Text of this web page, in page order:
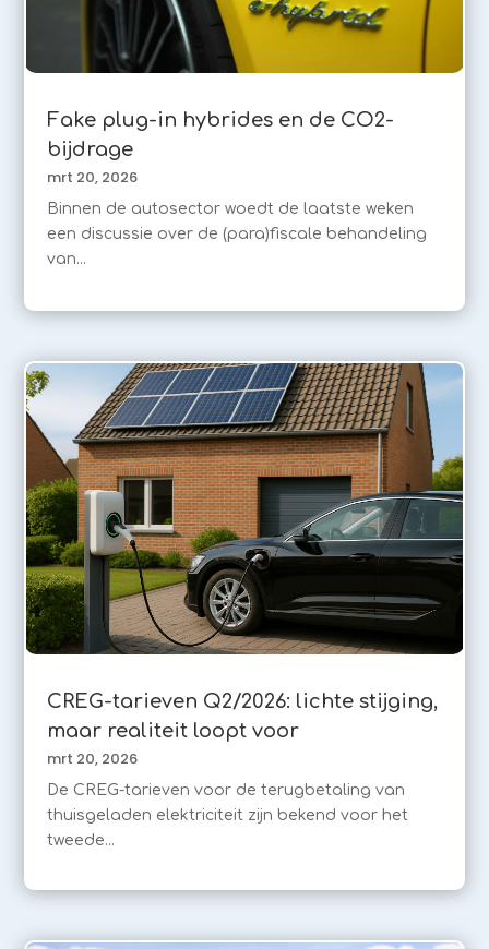
Fake plug-in hybrides en de CO2-
bijdrage
mrt 20, 2026
Binnen de autosector woedt de laatste weken
een discussie over de (para)fiscale behandeling
van...
CREG-tarieven Q2/2026: lichte stijging,
maar realiteit loopt voor
mrt 20, 2026
De CREG-tarieven voor de terugbetaling van
thuisgeladen elektriciteit zijn bekend voor het
tweede...